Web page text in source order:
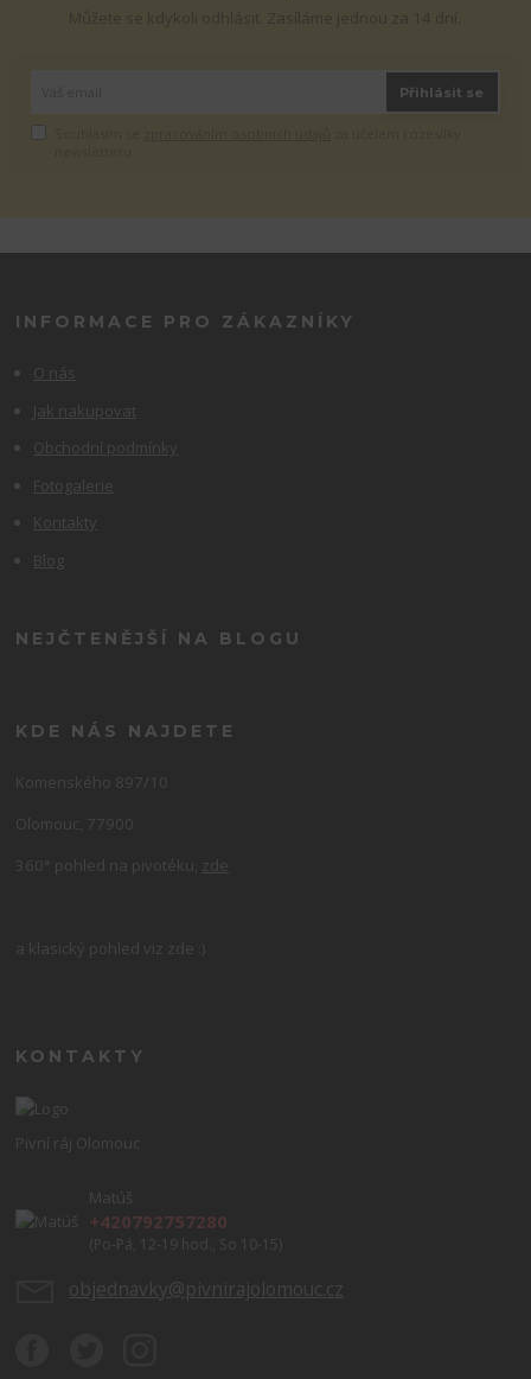
Můžete se kdykoli odhlásit. Zasíláme jednou za 14 dní.
Přihlásit se
INFORMACE PRO ZÁKAZNÍKY
O nás
Jak nakupovat
Obchodní podmínky
Fotogalerie
Kontakty
Blog
NEJČTENĚJŠÍ NA BLOGU
KDE NÁS NAJDETE
Komenského 897/10
Olomouc, 77900
360° pohled na pivotéku, zde
a klasický pohled viz zde :)
KONTAKTY
Pivní ráj Olomouc
Matúš
+420792757280
(Po-Pá, 12-19 hod., So 10-15)
objednavky@pivnirajolomouc.cz